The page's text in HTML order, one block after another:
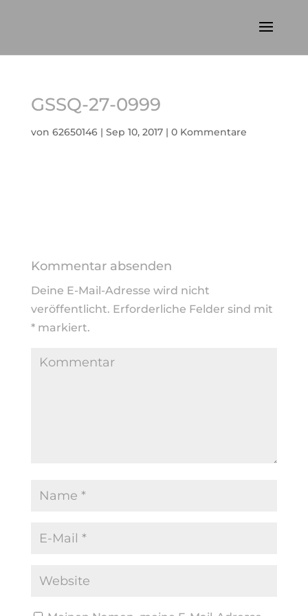
GSSQ-27-0999
von 62650146| Sep 10, 2017| 0 Kommentare
Kommentar absenden
Deine E-Mail-Adresse wird nicht
veröffentlicht. Erforderliche Felder sind mit
*markiert.